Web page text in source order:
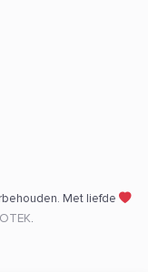
Met liefde
.